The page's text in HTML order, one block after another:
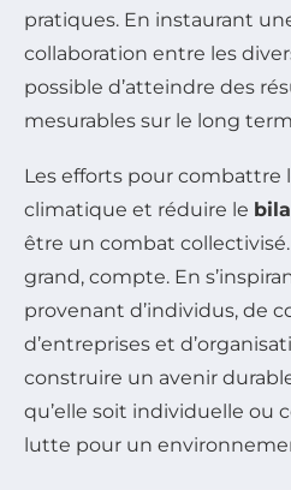
pratiques. En instaurant
collaboration entre les
possible d’atteindre des
mesurables sur le long
Les efforts pour combattre
climatique et réduire le
être un combat
grand, compte. En
provenant d’individus, de
d’entreprises et
construire un avenir
qu’elle soit individuelle ou
lutte pour un